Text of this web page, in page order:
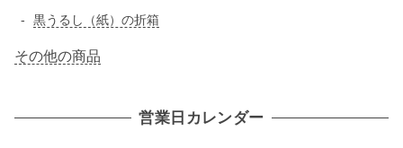
黒うるし（紙）の折箱
その他の商品
営業日カレンダー